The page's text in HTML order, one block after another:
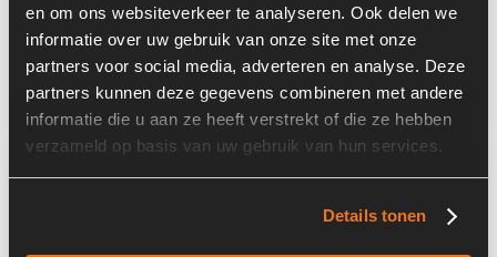
en om ons websiteverkeer te analyseren. Ook delen we
informatie over uw gebruik van onze site met onze
partners voor social media, adverteren en analyse. Deze
partners kunnen deze gegevens combineren met andere
informatie die u aan ze heeft verstrekt of die ze hebben
verzameld op basis van uw gebruik van hun services.
Details tonen
Serienummer:
Land:
Nederland
Overige informatie